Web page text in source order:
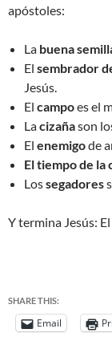
apóstoles:
La buena
El sembrador
Jesús.
El campoes el
Lacizañason
El enemigode
El tiempo de la
Lossegadores
Y termina Jesús:
SHARE THIS:
Email